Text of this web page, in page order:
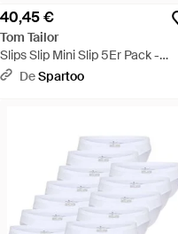
40,45 €
Tom Tailor
Slips Slip Mini Slip 5Er Pack -
Rouge
DeSpartoo